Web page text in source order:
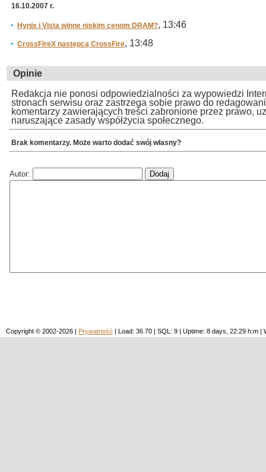
16.10.2007 r.
Hynix i Vista winne niskim cenom DRAM?, 13:46
CrossFireX następcą CrossFire, 13:48
Opinie
Redakcja nie ponosi odpowiedzialności za wypowiedzi
stronach serwisu oraz zastrzega sobie prawo do
komentarzy zawierających treści zabronione przez prawo,
naruszające zasady współżycia społecznego.
Brak komentarzy. Może warto dodać swój własny?
Autor:
Copyright © 2002-2026 | Prywatność | Load: 36.70 | SQL: 9 | Uptime: 8 days, 22:29 h:m